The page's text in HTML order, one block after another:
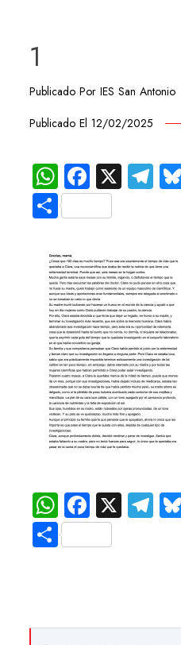
1
Publicado PorIES San Antonio
Publicado El12/02/2025
WhatsApp
X
Compartir
WhatsApp
X
Compartir